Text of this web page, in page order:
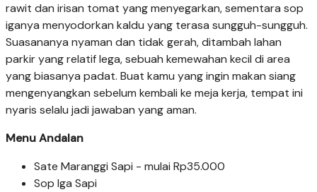
rawit dan irisan tomat yang menyegarkan, sementara sop
iganya menyodorkan kaldu yang terasa sungguh-sungguh.
Suasananya nyaman dan tidak gerah, ditambah lahan
parkir yang relatif lega, sebuah kemewahan kecil di area
yang biasanya padat. Buat kamu yang ingin makan siang
mengenyangkan sebelum kembali ke meja kerja, tempat ini
nyaris selalu jadi jawaban yang aman.
Menu Andalan
Sate Maranggi Sapi - mulai Rp35.000
Sop Iga Sapi